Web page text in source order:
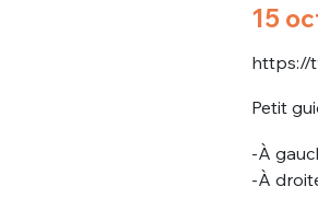
15
https://
Petit
-À
-À